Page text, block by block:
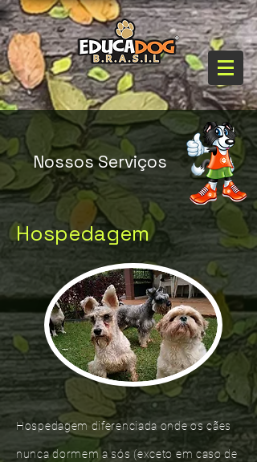
Nossos Serviços
Hospedagem
Hospedagem diferenciada onde os cães
nunca dormem a sós (exceto em caso de